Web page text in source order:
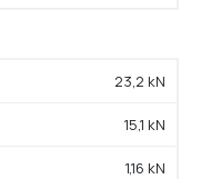
23,2 kN
15,1 kN
1,16 kN